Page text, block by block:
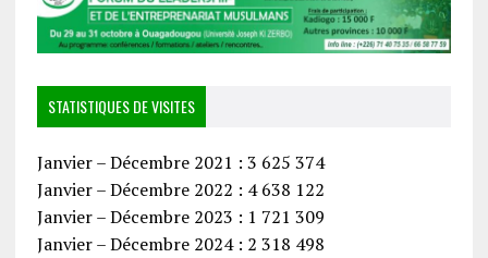
STATISTIQUES DE VISITES
Janvier – Décembre 2021 : 3 625 374
Janvier – Décembre 2022 : 4 638 122
Janvier – Décembre 2023 : 1 721 309
Janvier – Décembre 2024 : 2 318 498